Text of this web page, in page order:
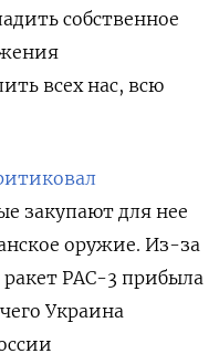
собственное
всех нас, всю
закупают для нее
оружие. Из-за
PAC-3 прибыла
Украина